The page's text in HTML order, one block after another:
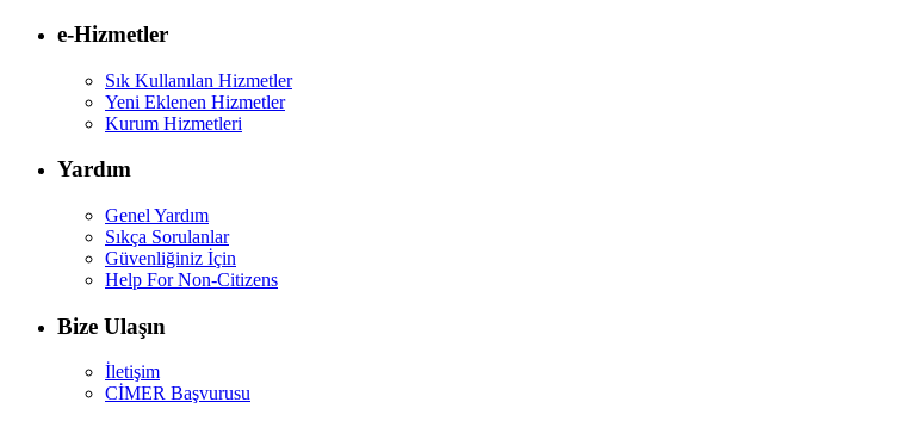
e-Hizmetler
Sık Kullanılan Hizmetler
Yeni Eklenen Hizmetler
Kurum Hizmetleri
Yardım
Genel Yardım
Sıkça Sorulanlar
Güvenliğiniz İçin
Help For Non-Citizens
Bize Ulaşın
İletişim
CİMER Başvurusu